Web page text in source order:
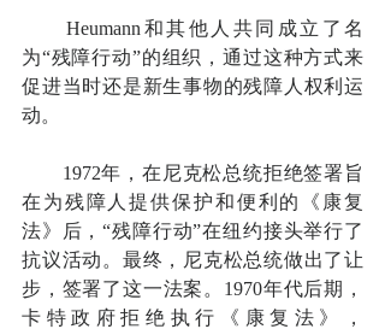
Heumann和其他人共同成立了名
为“残障行动”的组织，通过这种方式来
促进当时还是新生事物的残障人权利运
动。
1972年，在尼克松总统拒绝签署旨
在为残障人提供保护和便利的《康复
法》后，“残障行动”在纽约接头举行了
抗议活动。最终，尼克松总统做出了让
步，签署了这一法案。1970年代后期，
卡特政府拒绝执行《康复法》，